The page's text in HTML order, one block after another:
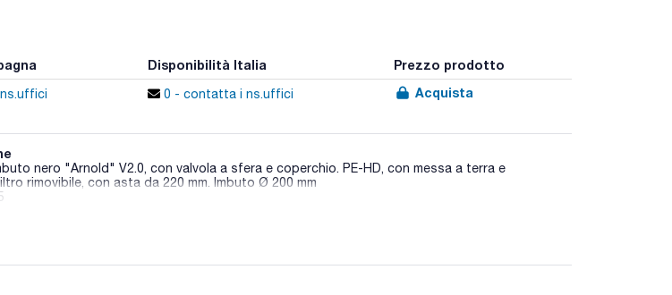
Disponibilità Italia Prezzo prodotto
0 - contatta i ns.uffici Acquista
nero "Arnold" V2.0, con valvola a sfera e coperchio. PE-HD, con messa a terra e
rimovibile, con asta da 220 mm. Imbuto Ø 200 mm
vite in acciaio inossidabile antiruggine per un'elevata durata e stabilità, e hanno una